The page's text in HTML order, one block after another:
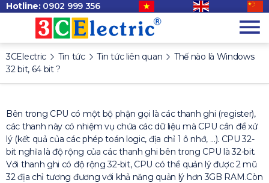
Hotline: 0902 999 356
3CElectric Tin tức Tin tức liên quan
Thế nào là Windows
32 bit, 64 bit ?
Bên trong CPU có một bộ phận gọi là các thanh ghi (register),
các thanh này có nhiệm vụ chứa các dữ liệu mà CPU cần để xử
lý (kết quả của các phép toán logic, địa chỉ 1 ô nhớ, …). CPU 32-
bit nghĩa là độ rộng của các thanh ghi bên trong CPU là 32-bit.
Với thanh ghi có độ rộng 32-bit, CPU có thể quản lý được 2 mũ
32 địa chỉ tương đương với khả năng quản lý hơn 3GB RAM.Còn